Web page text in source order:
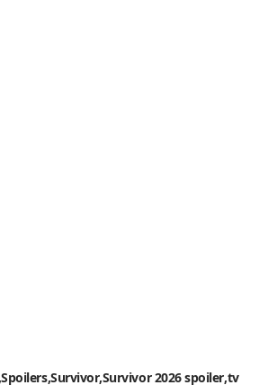
SpoilersSurvivorSurvivor 2026 spoiler tv